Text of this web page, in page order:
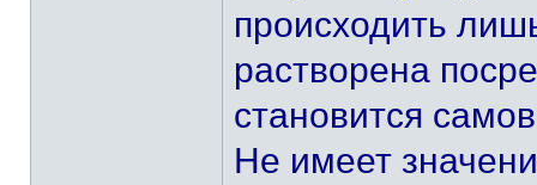
происходить
растворена
становится
Не имеет